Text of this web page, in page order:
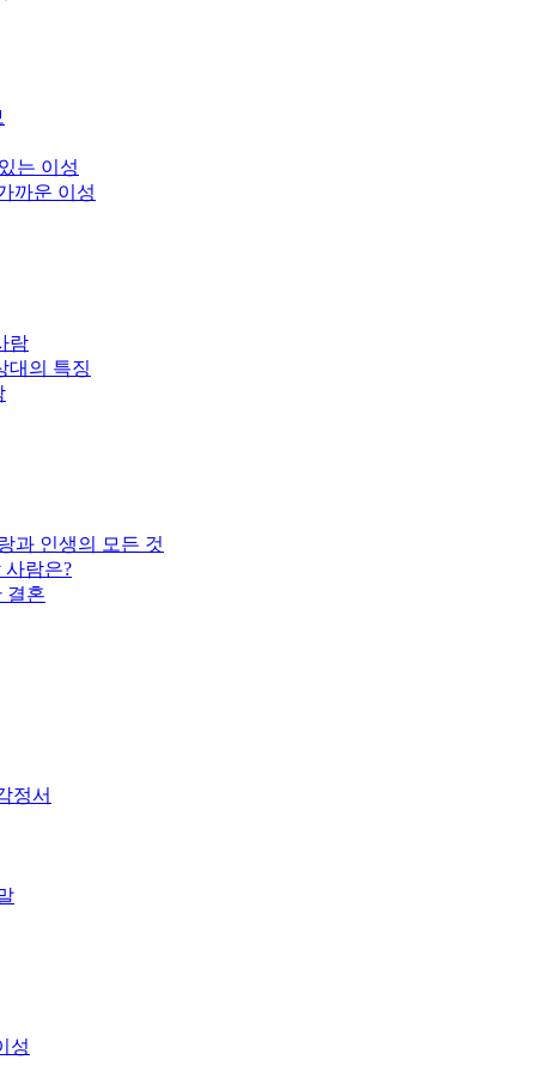
는 이성
까운 이성
람
대의 특징
과 인생의 모든 것
사람은?
결혼
정서
성